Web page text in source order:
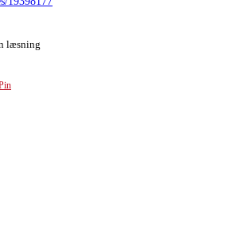
læsning